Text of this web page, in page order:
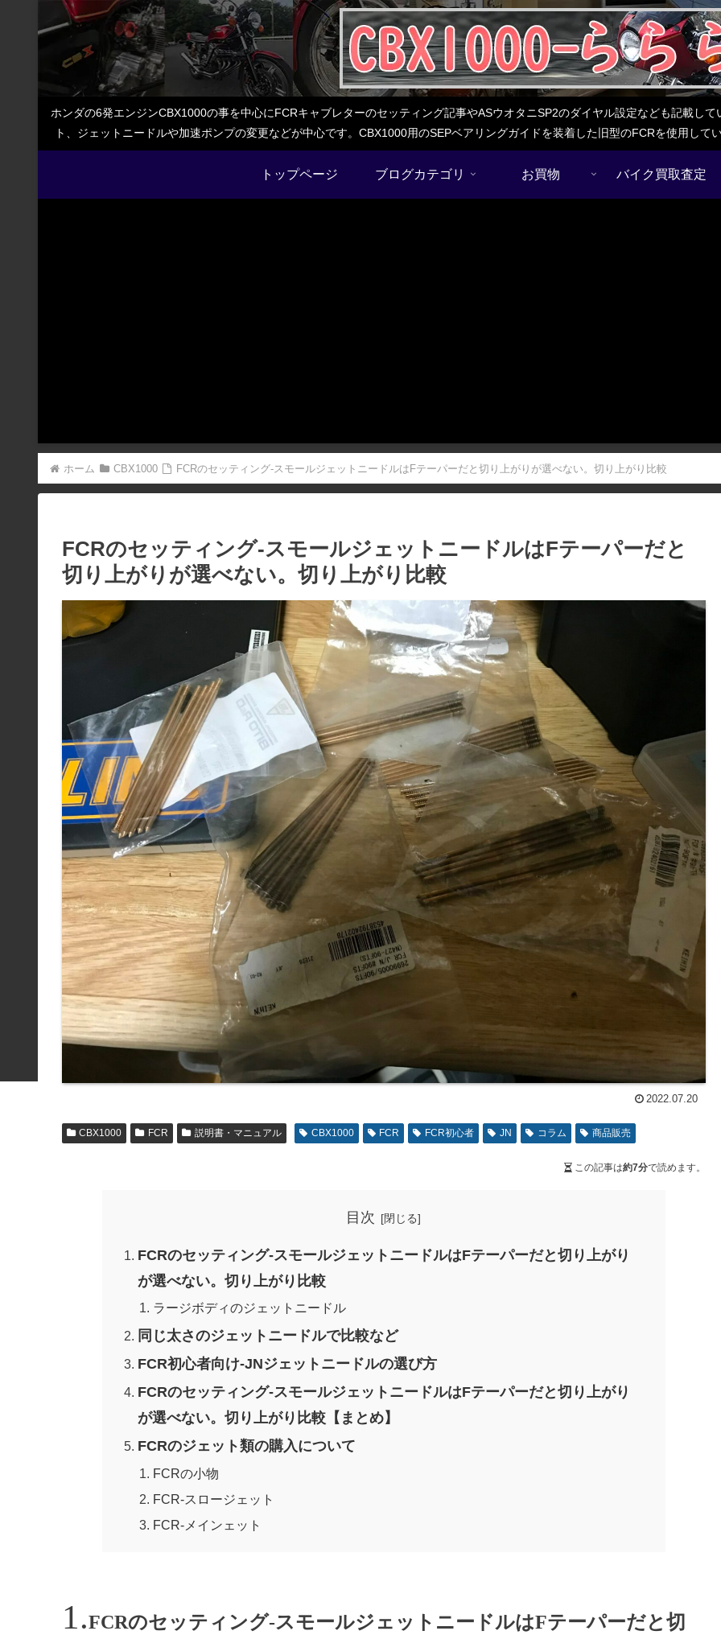
ホンダの6発エンジンCBX1000の事を中心にFCRキャブレターのセッティング記事やASウオタニSP2のダイヤル設定なども記載し
ト、ジェットニードルや加速ポンプの変更などが中心です。CBX1000用のSEPベアリングガイドを装着した旧型のFCRを使用し
トップページ ブログカテゴリ お買物 バイク買取査定
ホーム CBX1000 FCRのセッティング-スモールジェットニードルはFテーパーだと切り上がりが選べない。切り上がり比較
FCRのセッティング-スモールジェットニードルはFテーパーだと
切り上がりが選べない。切り上がり比較
2022.07.20
CBX1000 FCR 説明書・マニュアル CBX1000 FCR FCR初心者 JN コラム 商品販売
この記事は約7分で読めます。
目次
FCRのセッティング-スモールジェットニードルはFテーパーだと切り上がり
が選べない。切り上がり比較
ラージボディのジェットニードル
同じ太さのジェットニードルで比較など
FCR初心者向け-JNジェットニードルの選び方
FCRのセッティング-スモールジェットニードルはFテーパーだと切り上がり
が選べない。切り上がり比較【まとめ】
FCRのジェット類の購入について
FCRの小物
FCR-スロージェット
FCR-メインェット
FCRのセッティング-スモールジェットニードルはFテーパーだと切